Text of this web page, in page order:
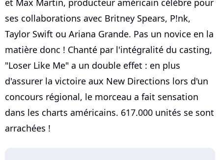
et Max Martin, producteur américain célèbre pour
ses collaborations avec Britney Spears, P!nk,
Taylor Swift ou Ariana Grande. Pas un novice en la
matière donc ! Chanté par l'intégralité du casting,
"Loser Like Me" a un double effet : en plus
d'assurer la victoire aux New Directions lors d'un
concours régional, le morceau a fait sensation
dans les charts américains. 617.000 unités se sont
arrachées !